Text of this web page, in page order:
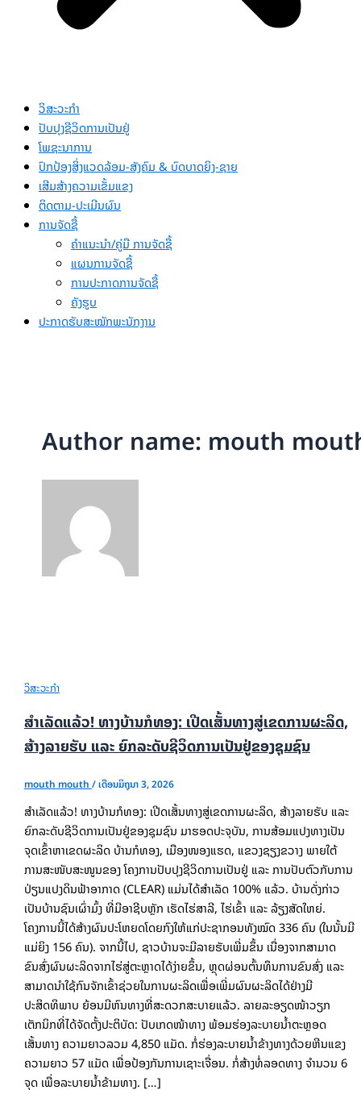
ວິສະວະກຳ
ປັບປຸງຊີວິດການເປັນຢູ່
ໂພຊະນາການ
ປົກປ້ອງສິ່ງແວດລ້ອມ-ສັງຄົມ & ບົດບາດຍິງ-ຊາຍ
ເສີມສ້າງຄວາມເຂັ້ມແຂງ
ຕິດຕາມ-ປະເມີນຜົນ
ການຈັດຊື້
ຄຳແນະນຳ/ຄູ່ມື ການຈັດຊື້
ແຜນການຈັດຊື້
ການປະກາດການຈັດຊື້
ຄັງຮູບ
ປະກາດຮັບສະໝັກພະນັກງານ
Author name: mouth
ວິສະວະກຳ
ສຳເລັດແລ້ວ! ທາງບ້ານກໍທອງ: ເປີດເສັ້ນທາງສູ່ເຂດການຜະລິດ,
ສ້າງລາຍຮັບ ແລະ ຍົກລະດັບຊີວິດການເປັນຢູ່ຂອງຊຸມຊົນ
mouth mouth /ເດືອນມິຖຸນາ 3, 2026
ສຳເລັດແລ້ວ! ທາງບ້ານກໍທອງ: ເປີດເສັ້ນທາງສູ່ເຂດການຜະລິດ, ສ້າງລາຍຮັບ ແລະ
ຍົກລະດັບຊີວິດການເປັນຢູ່ຂອງຊຸມຊົນ ມາຮອດປະຈຸບັນ, ການສ້ອມແປງທາງເປັນ
ຈຸດເຂົ້າຫາເຂດຜະລິດ ບ້ານກໍທອງ, ເມືອງໜອງແຮດ, ແຂວງຊຽງຂວາງ ພາຍໃຕ້
ການສະໜັບສະໜູນຂອງ ໂຄງການປັບປຸງຊີວິດການເປັນຢູ່ ແລະ ການປັບຕົວກັບການ
ປ່ຽນແປງດິນຟ້າອາກາດ (CLEAR) ແມ່ນໄດ້ສຳເລັດ 100% ແລ້ວ. ບ້ານດັ່ງກ່າວ
ເປັນບ້ານຊົນເຜົ່າມົ້ງ ທີ່ມີອາຊີບຫຼັກ ເຮັດໄຮ່ສາລີ, ໄຮ່ເຂົ້າ ແລະ ລ້ຽງສັດໃຫຍ່.
ໂຄງການນີ້ໄດ້ສ້າງຜົນປະໂຫຍດໂດຍກົງໃຫ້ແກ່ປະຊາກອນທັງໝົດ 336 ຄົນ (ໃນນັ້ນມີ
ແມ່ຍິງ 156 ຄົນ). ຈາກນີ້ໄປ, ຊາວບ້ານຈະມີລາຍຮັບເພີ່ມຂຶ້ນ ເນື່ອງຈາກສາມາດ
ຂົນສົ່ງຜົນຜະລິດຈາກໄຮ່ສູ່ຕະຫຼາດໄດ້ງ່າຍຂຶ້ນ, ຫຼຸດຜ່ອນຕົ້ນທຶນການຂົນສົ່ງ ແລະ
ສາມາດນຳໃຊ້ກົນຈັກເຂົ້າຊ່ວຍໃນການຜະລິດເພື່ອເພີ່ມຜົນຜະລິດໄດ້ຢ່າງມີ
ປະສິດທິພາບ ຍ້ອນມີຫົນທາງທີ່ສະດວກສະບາຍແລ້ວ. ລາຍລະອຽດໜ້າວຽກ
ເຕັກນິກທີ່ໄດ້ຈັດຕັ້ງປະຕິບັດ: ປັບເກດໜ້າທາງ ພ້ອມຮ່ອງລະບາຍນໍ້າຕະຫຼອດ
ເສັ້ນທາງ ຄວາມຍາວລວມ 4,850 ແມັດ. ກໍ່ຮ່ອງລະບາຍນໍ້າຂ້າງທາງດ້ວຍຫີນແຂງ
ຄວາມຍາວ 57 ແມັດ ເພື່ອປ້ອງກັນການເຊາະເຈື່ອນ. ກໍ່ສ້າງທໍ່ລອດທາງ ຈຳນວນ 6
ຈຸດ ເພື່ອລະບາຍນໍ້າຂ້າມທາງ. […]